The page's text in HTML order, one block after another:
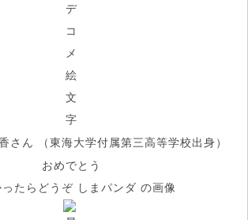
ん （東海大学付属第三高等学校出身）
おめでとう